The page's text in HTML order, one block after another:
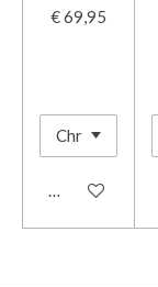
€ 69,95
In winkelwagen